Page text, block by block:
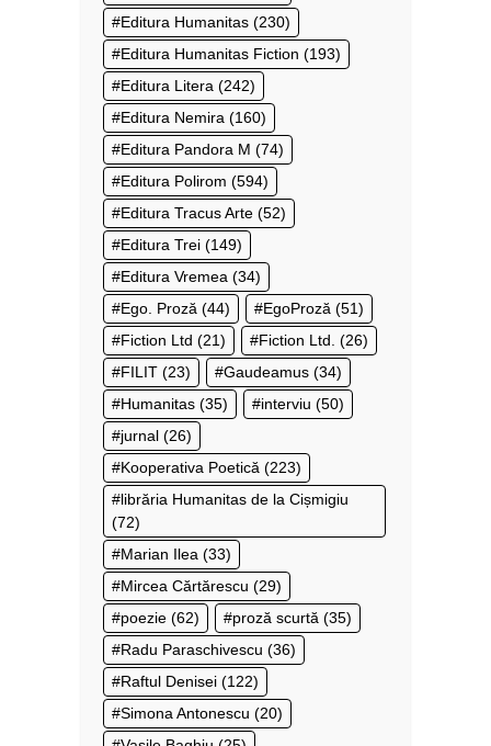
Editura Humanitas (230)
Editura Humanitas Fiction (193)
Editura Litera (242)
Editura Nemira (160)
Editura Pandora M (74)
Editura Polirom (594)
Editura Tracus Arte (52)
Editura Trei (149)
Editura Vremea (34)
Ego. Proză (44) EgoProză (51)
Fiction Ltd (21) Fiction Ltd. (26)
FILIT (23) Gaudeamus (34)
Humanitas (35) interviu (50)
jurnal (26)
Kooperativa Poetică (223)
librăria Humanitas de la Cișmigiu
(72)
Marian Ilea (33)
Mircea Cărtărescu (29)
poezie (62) proză scurtă (35)
Radu Paraschivescu (36)
Raftul Denisei (122)
Simona Antonescu (20)